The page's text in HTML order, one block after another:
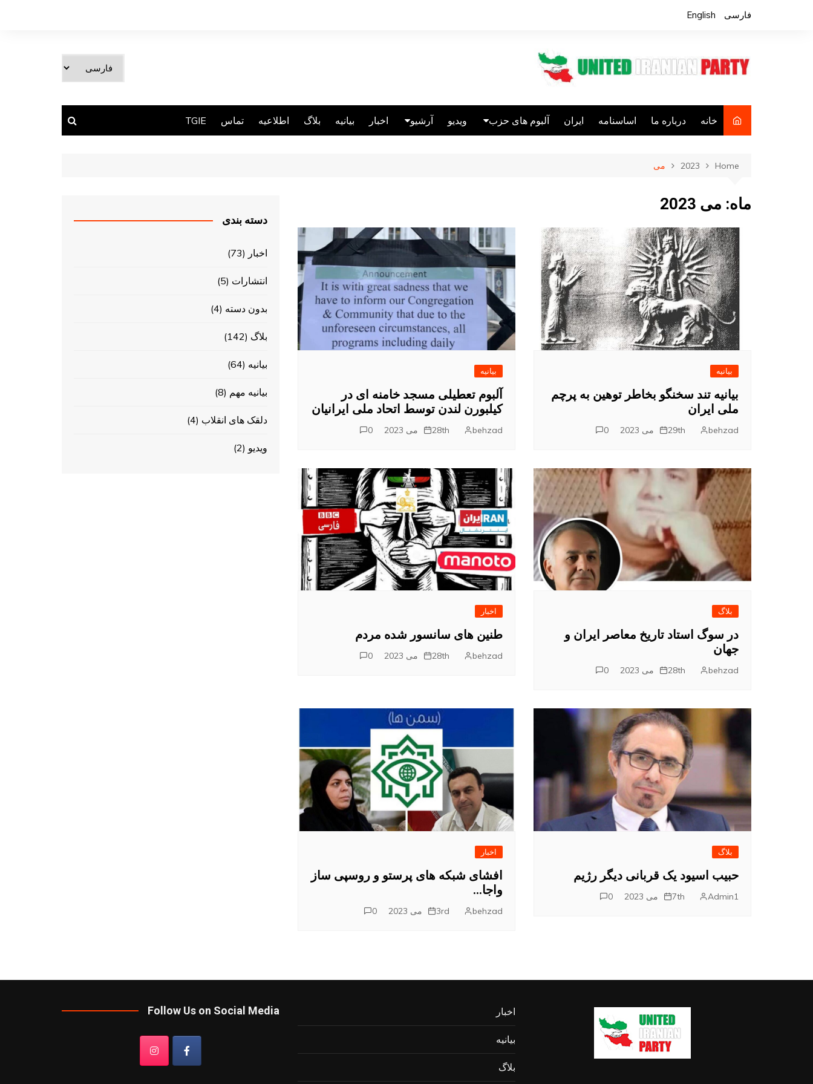
فارسی English
زبان
کنید
خانه درباره ما اساسنامه ایران آلبوم های حزب
جانباختگان اتحاد
مسئولین سابق
متفرقه
ویدیو آرشیو اخبار بیانیه بلاگ اطلاعیه تماس TGIE
Home
2023 می
ماه: می 2023
بیانیه
بیانیه تند سخنگو بخاطر توهین به پرچم
ملی ایران
behzad 29th می 2023 0
بیانیه
آلبوم تعطیلی مسجد خامنه ای در
کیلبورن لندن توسط اتحاد ملی ایرانیان
behzad 28th می 2023 0
بلاگ
در سوگ استاد تاریخ معاصر ایران و
جهان
behzad 28th می 2023 0
اخبار
طنین های سانسور شده مردم
behzad 28th می 2023 0
بلاگ
حبیب اسیود یک قربانی دیگر رژیم
Admin1 7th می 2023 0
اخبار
افشای شبکه های پرستو و روسپی ساز
واجا…
behzad 3rd می 2023 0
دسته بندی
اخبار (73)
انتشارات (5)
بدون دسته (4)
بلاگ (142)
بیانیه (64)
بیانیه مهم (8)
دلقک های انقلاب (4)
ویدیو (2)
اخبار
بیانیه
بلاگ
Follow Us on Social Media